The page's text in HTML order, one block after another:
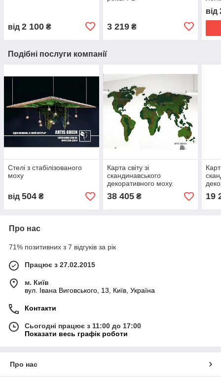
від 2 100 ₴ 3 219₴
від
Подібні послуги компанії
Стелі з стабілізованого
моху
від 504 ₴
Карта світу зі
скандинавського
декоративного моху.
Незвичайний декор стіни з
еко-матеріалу
38 405₴
еко-
19
Про нас
71% позитивних з 7 відгуків за рік
Працює з 27.02.2015
м. Київ
вул. Івана Виговського, 13, Київ, Україна
Контакти
Сьогодні працює з 11:00 до 17:00
Показати весь графік роботи
Про нас